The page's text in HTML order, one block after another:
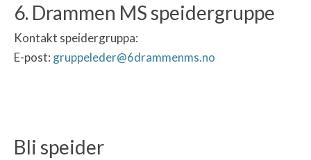
6. Drammen MS speidergruppe
Kontakt speidergruppa:
E-post: gruppeleder@6drammenms.no
Bli speider